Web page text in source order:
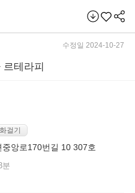
수정일 2024-10-27
테라피
걸기
앙로170번길 10 307호
분